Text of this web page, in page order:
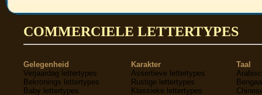
COMMERCIELE LETTERTYPES
Gelegenheid
Verjaardag lettertypes
Bekronings lettertypes
Baby lettertypes
Karakter
Assertieve lettertypes
Rustige lettertypes
Klassieke lettertypes
Taal